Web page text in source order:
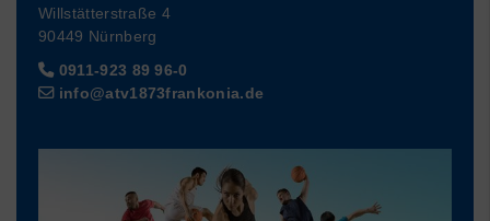
Willstätterstraße 4
90449 Nürnberg
0911-923 89 96-0
info@atv1873frankonia.de